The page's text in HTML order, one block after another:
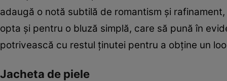
adaugă o notă subtilă de romantism și
opta și pentru o bluză simplă, care să pună în
potrivească cu restul ținutei pentru a obține un
Jacheta de piele